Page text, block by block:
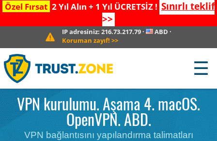
Özel Fırsat 2 Yıl Alın + 1 Yıl ÜCRETSİZ ! Sınırlı teklif
>>
IP adresiniz: 216.73.217.79· ABD ·
Koruman zayıf! >>
☰
VPN kurulumu. Aşama 4. macOS.
OpenVPN. ABD.
VPN bağlantısını yapılandırma talimatları